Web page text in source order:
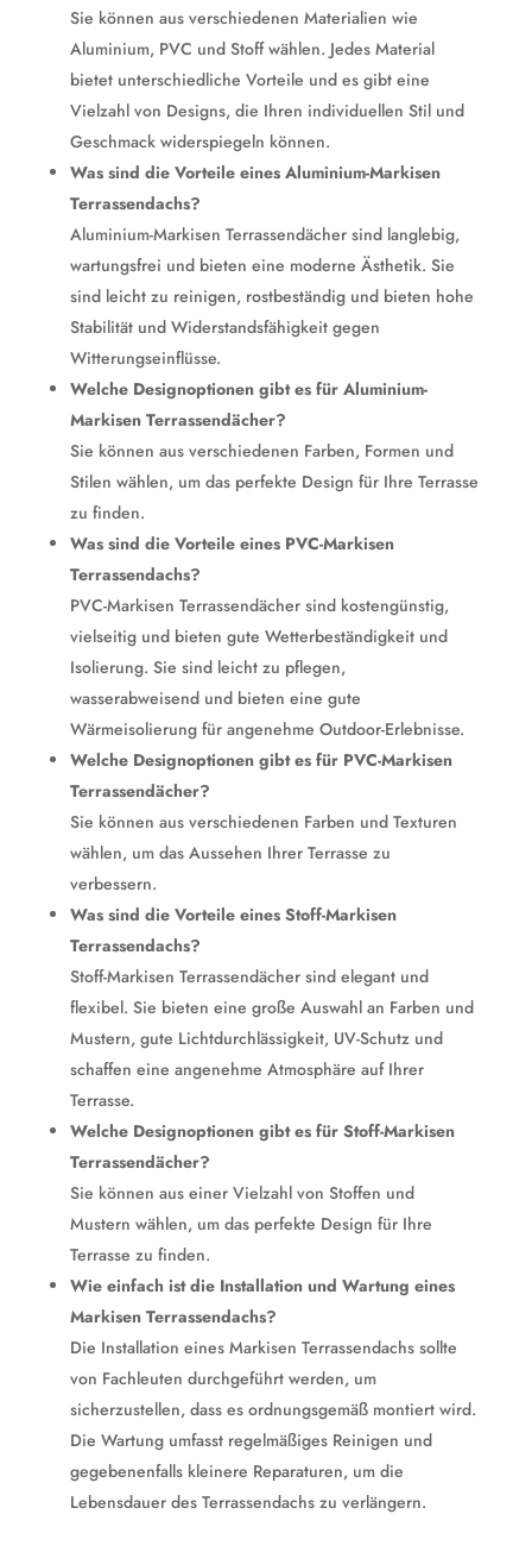
Sie können aus verschiedenen Materialien wie
Aluminium, PVC und Stoff wählen. Jedes Material
bietet unterschiedliche Vorteile und es gibt eine
Vielzahl von Designs, die Ihren individuellen Stil und
Geschmack widerspiegeln können.
Was sind die Vorteile eines Aluminium-Markisen
Terrassendachs?
Aluminium-Markisen Terrassendächer sind langlebig,
wartungsfrei und bieten eine moderne Ästhetik. Sie
sind leicht zu reinigen, rostbeständig und bieten hohe
Stabilität und Widerstandsfähigkeit gegen
Witterungseinflüsse.
Welche Designoptionen gibt es für Aluminium-
Markisen Terrassendächer?
Sie können aus verschiedenen Farben, Formen und
Stilen wählen, um das perfekte Design für Ihre Terrasse
zu finden.
Was sind die Vorteile eines PVC-Markisen
Terrassendachs?
PVC-Markisen Terrassendächer sind kostengünstig,
vielseitig und bieten gute Wetterbeständigkeit und
Isolierung. Sie sind leicht zu pflegen,
wasserabweisend und bieten eine gute
Wärmeisolierung für angenehme Outdoor-Erlebnisse.
Welche Designoptionen gibt es für PVC-Markisen
Terrassendächer?
Sie können aus verschiedenen Farben und Texturen
wählen, um das Aussehen Ihrer Terrasse zu
verbessern.
Was sind die Vorteile eines Stoff-Markisen
Terrassendachs?
Stoff-Markisen Terrassendächer sind elegant und
flexibel. Sie bieten eine große Auswahl an Farben und
Mustern, gute Lichtdurchlässigkeit, UV-Schutz und
schaffen eine angenehme Atmosphäre auf Ihrer
Terrasse.
Welche Designoptionen gibt es für Stoff-Markisen
Terrassendächer?
Sie können aus einer Vielzahl von Stoffen und
Mustern wählen, um das perfekte Design für Ihre
Terrasse zu finden.
Wie einfach ist die Installation und Wartung eines
Markisen Terrassendachs?
Die Installation eines Markisen Terrassendachs sollte
von Fachleuten durchgeführt werden, um
sicherzustellen, dass es ordnungsgemäß montiert wird.
Die Wartung umfasst regelmäßiges Reinigen und
gegebenenfalls kleinere Reparaturen, um die
Lebensdauer des Terrassendachs zu verlängern.